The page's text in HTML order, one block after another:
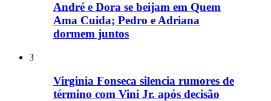
André e Dora se beijam em Quem
Ama Cuida; Pedro e Adriana
dormem juntos
3
Virginia Fonseca silencia rumores de
término com Vini Jr. após decisão